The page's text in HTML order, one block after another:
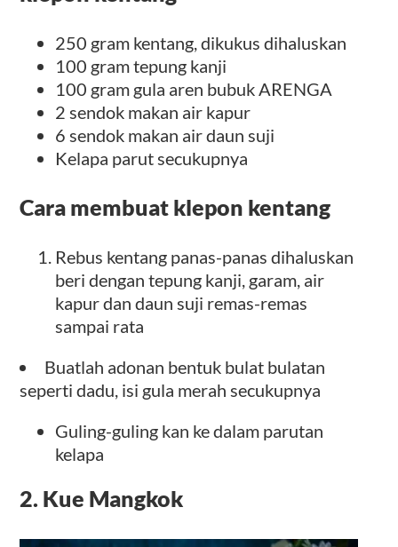
250 gram kentang, dikukus dihaluskan
100 gram tepung kanji
100 gram gula aren bubuk ARENGA
2 sendok makan air kapur
6 sendok makan air daun suji
Kelapa parut secukupnya
Cara membuat klepon kentang
Rebus kentang panas-panas dihaluskan
beri dengan tepung kanji, garam, air
kapur dan daun suji remas-remas
sampai rata
Buatlah adonan bentuk bulat bulatan
seperti dadu, isi gula merah secukupnya
Guling-guling kan ke dalam parutan
kelapa
2. Kue Mangkok